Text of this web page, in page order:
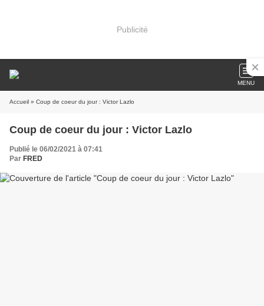
Publicité
MENU
Accueil » Coup de coeur du jour : Victor Lazlo
Coup de coeur du jour : Victor Lazlo
Publié le 06/02/2021 à 07:41
Par FRED